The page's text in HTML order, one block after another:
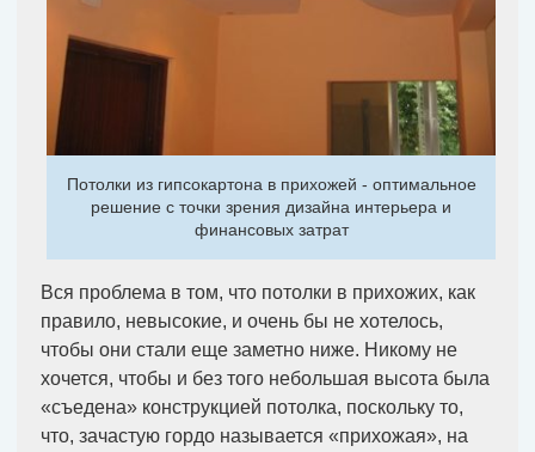
Потолки из гипсокартона в прихожей - оптимальное
решение с точки зрения дизайна интерьера и
финансовых затрат
Вся проблема в том, что потолки в прихожих, как
правило, невысокие, и очень бы не хотелось,
чтобы они стали еще заметно ниже. Никому не
хочется, чтобы и без того небольшая высота была
«съедена» конструкцией потолка, поскольку то,
что, зачастую гордо называется «прихожая», на